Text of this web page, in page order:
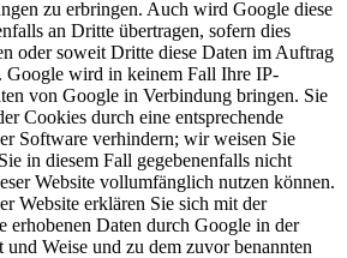
zu erbringen. Auch wird Google diese
an Dritte übertragen, sofern dies
oder soweit Dritte diese Daten im Auftrag
Google wird in keinem Fall Ihre IP-
von Google in Verbindung bringen. Sie
Cookies durch eine entsprechende
Software verhindern; wir weisen Sie
in diesem Fall gegebenenfalls nicht
Website vollumfänglich nutzen können.
Website erklären Sie sich mit der
erhobenen Daten durch Google in der
Weise und zu dem zuvor benannten